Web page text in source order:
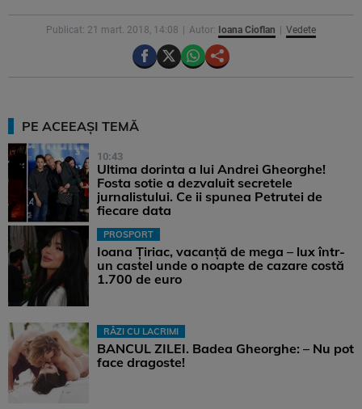
Publicat: 21 mart. 2018, 14:08 Autor: Ioana Cioflan Vedete
PE ACEEAȘI TEMĂ
10:43
Ultima dorinta a lui Andrei Gheorghe!
Fosta sotie a dezvaluit secretele
jurnalistului. Ce ii spunea Petrutei de
fiecare data
PROSPORT
Ioana Țiriac, vacanță de mega – lux într-
un castel unde o noapte de cazare costă
1.700 de euro
RÂZI CU LACRIMI
BANCUL ZILEI. Badea Gheorghe: – Nu pot
face dragoste!